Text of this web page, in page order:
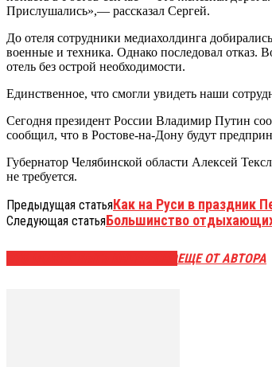
Прислушались»,— рассказал Сергей.
До отеля сотрудники медиахолдинга
военные и техника. Однако последовал отказ.
отель без острой необходимости.
Единственное, что смогли увидеть наши
Сегодня президент России Владимир Путин
сообщил, что в Ростове-на-Дону будут
Губернатор Челябинской области Алексей
не требуется.
Предыдущая статьяКак на Руси в праздник
Следующая статьяБольшинство
ЕЩЕ ОТ АВТОРА